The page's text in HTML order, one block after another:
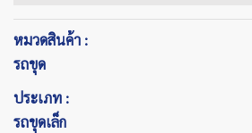
หมวดสินค้า :
รถขุด
ประเภท :
รถขุดเล็ก